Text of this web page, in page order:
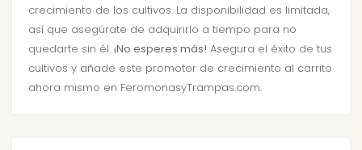
crecimiento de los cultivos. La disponibilidad es limitada,
así que asegúrate de adquirirlo a tiempo para no
quedarte sin él. ¡No esperes más! Asegura el éxito de tus
cultivos y añade este promotor de crecimiento al carrito
ahora mismo en FeromonasyTrampas.com.